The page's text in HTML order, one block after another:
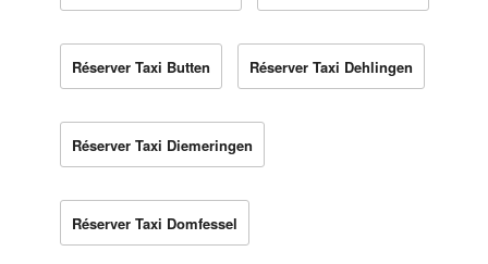
Réserver Taxi Butten Réserver Taxi Dehlingen
Réserver Taxi Diemeringen
Réserver Taxi Domfessel